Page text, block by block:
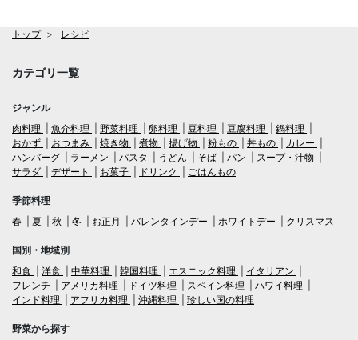
トップ レシピ
カテゴリ一覧
ジャンル
肉料理
魚介料理 野菜料理 卵料理 豆料理 豆腐料理
鍋料理
おかず
おつまみ 焼き物 煮物 揚げ物 粉もの 丼もの
カレー
ハンバーグ
ラーメン パスタ うどん そば パン
スープ・汁物
サラダ
デザート お菓子 ドリンク ごはんもの
季節料理
春
夏 秋 冬 お正月 バレンタインデー ホワイトデー クリスマス
国別・地域別
和食
洋食 中華料理 韓国料理 エスニック料理
イタリアン
フレンチ
アメリカ料理 ドイツ料理 スペイン料理
ハワイ料理
インド料理
アフリカ料理 沖縄料理 珍しい国の料理
野菜から探す